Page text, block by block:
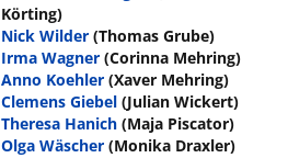
Körting)
Nick Wilder (Thomas Grube)
Irma Wagner (Corinna Mehring)
Anno Koehler (Xaver Mehring)
Clemens Giebel (Julian Wickert)
Theresa Hanich (Maja Piscator)
Olga Wäscher (Monika Draxler)